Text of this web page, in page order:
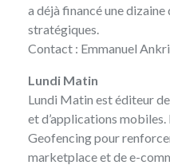
a déjà financé une
stratégiques.
Contact : Emmanuel Ankri
Lundi Matin
Lundi Matin est éditeur
et d’applications
Geofencing pour
marketplace et de e-